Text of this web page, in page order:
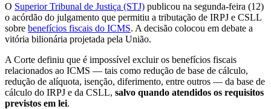
O Superior Tribunal de Justiça (STJ) publicou na segunda-feira (12)
o acórdão do julgamento que permitiu a tributação de IRPJ e CSLL
sobre benefícios fiscais do ICMS. A decisão colocou em debate a
vitória bilionária projetada pela União.
A Corte definiu que é impossível excluir os benefícios fiscais
relacionados ao ICMS — tais como redução de base de cálculo,
redução de alíquota, isenção, diferimento, entre outros — da base de
cálculo do IRPJ e da CSLL, salvo quando atendidos os requisitos
previstos em lei.